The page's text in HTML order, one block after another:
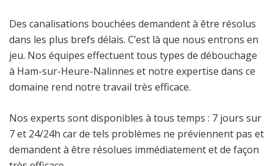
Des canalisations bouchées demandent à être résolus
dans les plus brefs délais. C’est là que nous entrons en
jeu. Nos équipes effectuent tous types de débouchage
à Ham-sur-Heure-Nalinnes et notre expertise dans ce
domaine rend notre travail très efficace.
Nos experts sont disponibles à tous temps : 7 jours sur
7 et 24/24h car de tels problèmes ne préviennent pas et
demandent à être résolues immédiatement et de façon